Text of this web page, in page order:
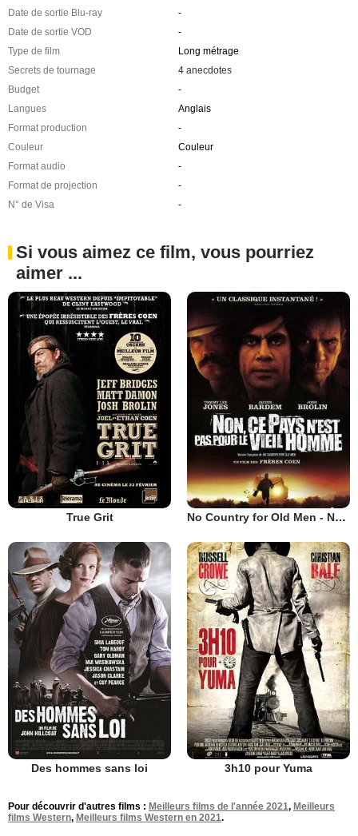
Date de sortie Blu-ray
-
Date de sortie VOD
-
Type de film
Long métrage
Secrets de tournage
4 anecdotes
Budget
-
Langues
Anglais
Format production
-
Couleur
Couleur
Format audio
-
Format de projection
-
N° de Visa
-
Si vous aimez ce film, vous pourriez
aimer ...
True Grit No Country for Old Men - Non, ce pays n'est pas pour le vieil homme
Des hommes sans loi 3h10 pour Yuma
Pour découvrir d'autres films : Meilleurs films de l'année 2021, Meilleurs
films Western, Meilleurs films Western en 2021.